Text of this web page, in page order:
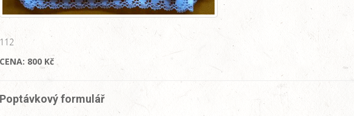
112
CENA: 800 Kč
Poptávkový formulář